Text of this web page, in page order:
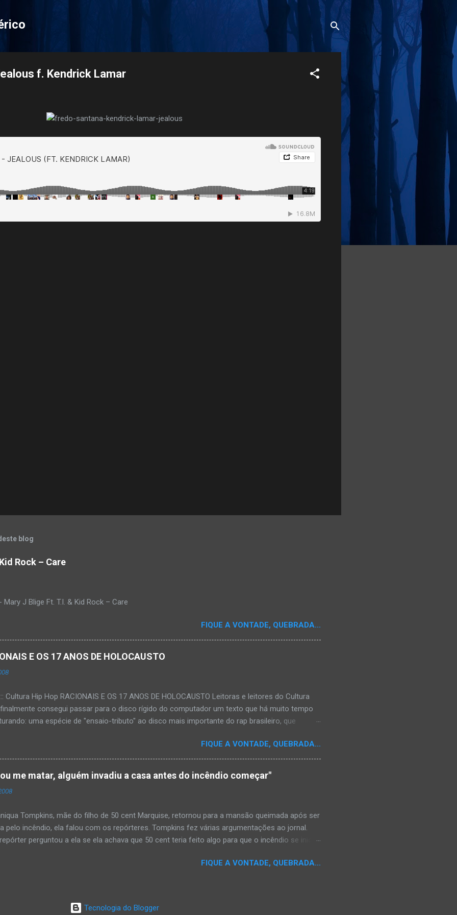
f. Kendrick Lamar
blog
Rock – Care
Mary J Blige Ft. T.I. & Kid Rock – Care
FIQUE A VONTADE, QUEBRADA...
E OS 17 ANOS DE HOLOCAUSTO
Cultura Hip Hop RACIONAIS E OS 17 ANOS DE HOLOCAUSTO Leitoras e leitores do Cultura
consegui passar para o disco rígido do computador um texto que há muito tempo
uma espécie de "ensaio-tributo" ao disco mais importante do rap brasileiro, que
costume, uma pequena digressão. É muito disseminada em nosso país a crença de que o
tem memória. Fala-se muito por aí que não cultuamos nossos antepassados nem nossa
sociocultural. No que diz respeito ao hip-hop, cabe a nós, formadores de opinião
responsáveis, tentar mudar essa trajetória de descaso e esquecimento. Assim, o sítio
Hop tornou-se mais um dos espaços de preservação e disseminação da rica história do
FIQUE A VONTADE, QUEBRADA...
me matar, alguém invadiu a casa antes do incêndio começar"
Tompkins, mãe do filho de 50 cent Marquise, retornou para a mansão queimada após ser
pelo incêndio, ela falou com os repórteres. Tompkins fez várias argumentações ao jornal.
perguntou a ela se ela achava que 50 cent teria feito algo para que o incêndio se inicia-
mandando alguém para mata-lá e para asistir o que ele faz'. Tompkins disse que alguém
FIQUE A VONTADE, QUEBRADA...
Tecnologia do Blogger